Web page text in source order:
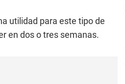
utilidad para este tipo de
en dos o tres semanas.